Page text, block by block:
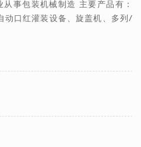
事包装机械制造 主要产品有：
动口红灌装设备、旋盖机、多列/